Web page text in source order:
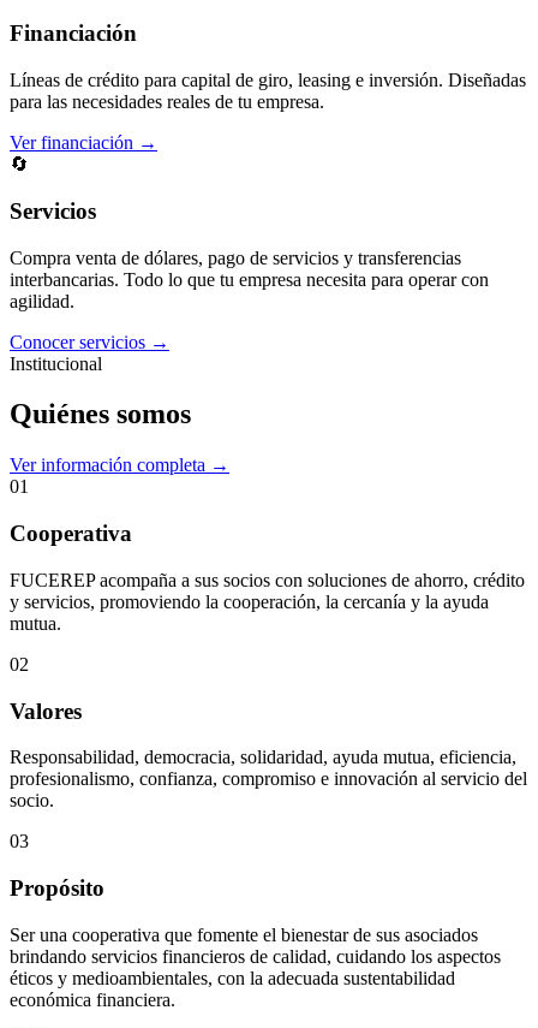
Financiación
Líneas de crédito para capital de giro, leasing e inversión. Diseñadas
para las necesidades reales de tu empresa.
Ver financiación →
🔄
Servicios
Compra venta de dólares, pago de servicios y transferencias
interbancarias. Todo lo que tu empresa necesita para operar con
agilidad.
Conocer servicios →
Institucional
Quiénes somos
Ver información completa →
01
Cooperativa
FUCEREP acompaña a sus socios con soluciones de ahorro, crédito
y servicios, promoviendo la cooperación, la cercanía y la ayuda
mutua.
02
Valores
Responsabilidad, democracia, solidaridad, ayuda mutua, eficiencia,
profesionalismo, confianza, compromiso e innovación al servicio del
socio.
03
Propósito
Ser una cooperativa que fomente el bienestar de sus asociados
brindando servicios financieros de calidad, cuidando los aspectos
éticos y medioambientales, con la adecuada sustentabilidad
económica financiera.